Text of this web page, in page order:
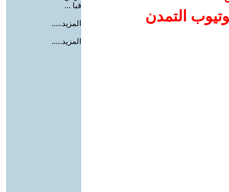
التمدن
قبا ...
المزيد.....
المزيد.....